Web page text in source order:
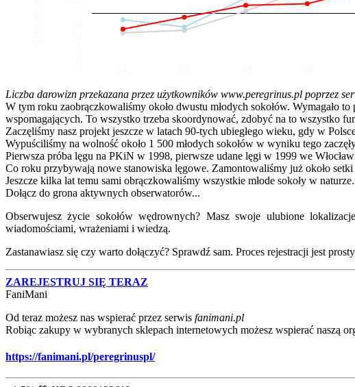
Liczba darowizn przekazana przez użytkowników www.peregrinus.pl poprzez
W tym roku zaobrączkowaliśmy około dwustu młodych sokołów. Wymagało
wspomagających. To wszystko trzeba skoordynować, zdobyć na to wszystko
Zaczęliśmy nasz projekt jeszcze w latach 90-tych ubiegłego wieku, gdy w
Wypuściliśmy na wolność około 1 500 młodych sokołów w wyniku tego
Pierwsza próba lęgu na PKiN w 1998, pierwsze udane lęgi w 1999 we
Co roku przybywają nowe stanowiska lęgowe. Zamontowaliśmy już około
Jeszcze kilka lat temu sami obrączkowaliśmy wszystkie młode sokoły w
Dołącz do grona aktywnych obserwatorów...
Obserwujesz życie sokołów wędrownych? Masz swoje ulubione
wiadomościami, wrażeniami i wiedzą.
Zastanawiasz się czy warto dołączyć? Sprawdź sam. Proces rejestracji jest
ZAREJESTRUJ SIĘ TERAZ
FaniMani
Od teraz możesz nas wspierać przez serwis fanimani.pl
Robiąc zakupy w wybranych sklepach internetowych możesz wspierać naszą
https://fanimani.pl/peregrinuspl/